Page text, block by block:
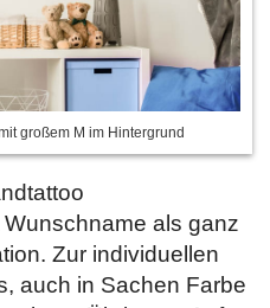
großem M im Hintergrund
als ganz
Zur individuellen
auch in Sachen Farbe